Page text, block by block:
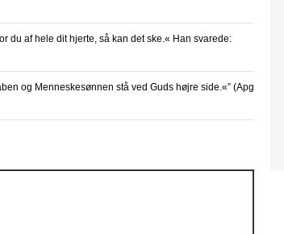
du af hele dit hjerte, så kan det ske.« Han svarede:
og Menneskesønnen stå ved Guds højre side.«” (Apg